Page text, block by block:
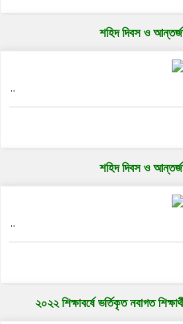
শহিদ দিবস ও
..
শহিদ দিবস ও
..
২০২২ শিক্ষাবর্ষে ভর্তিকৃত নবাগত